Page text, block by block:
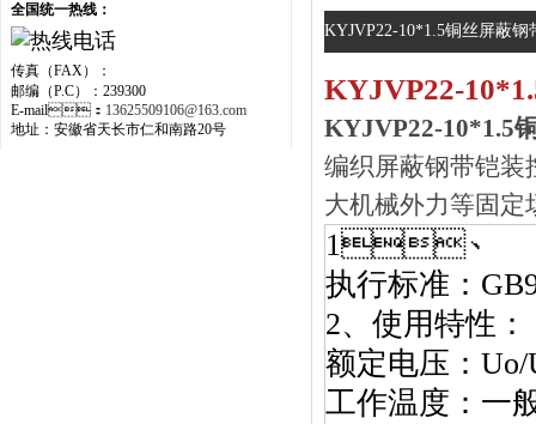
全国统一热线：
传真（FAX）：
邮编（P.C）：239300
E-mail： 13625509106@163.com
地址：安徽省天长市仁和南路20号
KYJVP22-10*1.5铜丝屏蔽钢
KYJVP22-
KYJVP22-10*1.5
编织屏蔽钢带铠装
大机械外力等固定
1、
执行标准：
2、 使用特性：
额定电压
工作温度：